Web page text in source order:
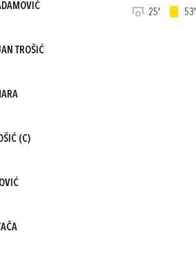
25' 53'
TROŠIĆ
(C)